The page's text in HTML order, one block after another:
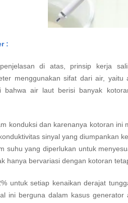
:
di atas, prinsip kerja
menggunakan sifat dari air,
bahwa air laut berisi banyak
konduksi dan karenanya kotoran
sinyal yang diumpankan
suhu yang diperlukan untuk
hanya bervariasi dengan kotoran
untuk setiap kenaikan derajat
ini berguna dalam kasus